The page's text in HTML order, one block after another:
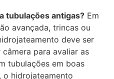
tubulações antigas? Em
avançada, trincas ou
deve ser
para avaliar as
tubulações em boas
o hidrojateamento